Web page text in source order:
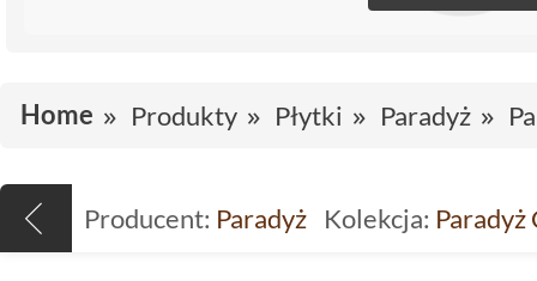
Home Produkty Płytki Paradyż
Producent: Paradyż Kolekcja: Paradyż